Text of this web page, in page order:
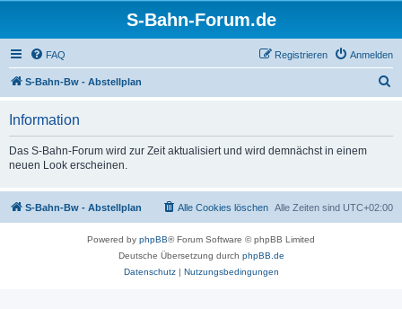
S-Bahn-Forum.de
FAQ Anmelden
Registrieren
S-Bahn-Bw - Abstellplan
Information
Das S-Bahn-Forum wird zur Zeit aktualisiert und wird demnächst in einem
neuen Look erscheinen.
S-Bahn-Bw - Abstellplan Alle Zeiten sind UTC+02:00
Alle Cookies löschen
Powered by phpBB® Forum Software © phpBB Limited
Deutsche Übersetzung durch phpBB.de
Datenschutz| Nutzungsbedingungen